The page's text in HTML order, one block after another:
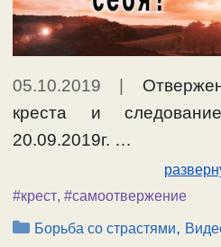
05.10.2019
креста и
20.09.2019г. …
#крест, #самоотвержение
Рубрики
Борьба со страстями,